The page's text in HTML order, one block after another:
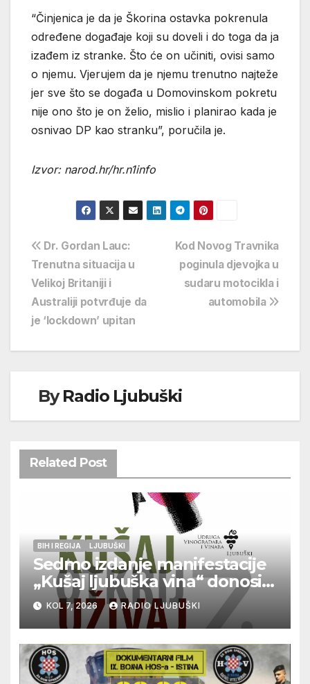
“Činjenica je da je Škorina ostavka pokrenula
određene događaje koji su doveli i do toga da ja
izađem iz stranke. Što će on učiniti, ovisi samo
o njemu. Vjerujem da je njemu trenutno najteže
jer sve što se događa u Domovinskom pokretu
nije ono što je on želio, mislio i planirao kada je
osnivao DP kao stranku”, poručila je.
Izvor: narod.hr/hr.n1info
Navigacija
objava
Kod Novog Travnika
poginula djevojka u
sudaru motocikla i
automobila
Dr. Gordan Lauc:
Trenutna situacija u
Velikoj Britaniji i
Australiji potvrđuje da
je ‘lockdown’ upitan
ByRadio Ljubuški
Related Post
BIH I REGIJA LJUBUŠKI
Sedmo izdanje manifestacije
„Kušaj ljubuška vina“ donosi
vrhunska vina, gastronomiju i
glazbu
KOL 7, 2026 RADIO LJUBUŠKI